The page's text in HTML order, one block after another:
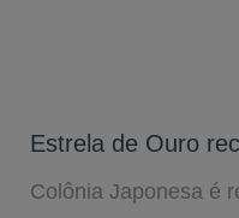
Estrela de Ouro
Colônia Japonesa é